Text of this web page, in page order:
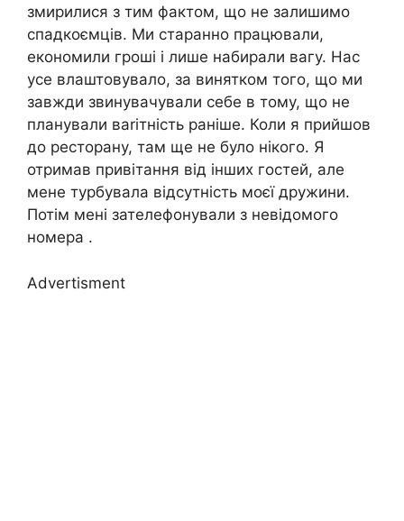
змирилися з тим фактом, що не залишимо
спадкоємців. Ми старанно працювали,
економили гроші і лише набирали вагу. Нас
усе влаштовувало, за винятком того, що ми
завжди звинувачували себе в тому, що не
планували ваrітність раніше. Коли я прийшов
до ресторану, там ще не було нікого. Я
отримав привітання від інших гостей, але
мене турбувала відсутність моєї дружини.
Потім мені зателефонували з невідомого
номера .
Advertisment